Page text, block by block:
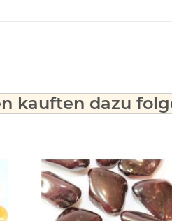
kauften dazu